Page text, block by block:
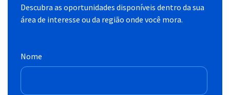
Descubra as oportunidades disponíveis dentro da sua
área de interesse ou da região onde você mora.
Nome